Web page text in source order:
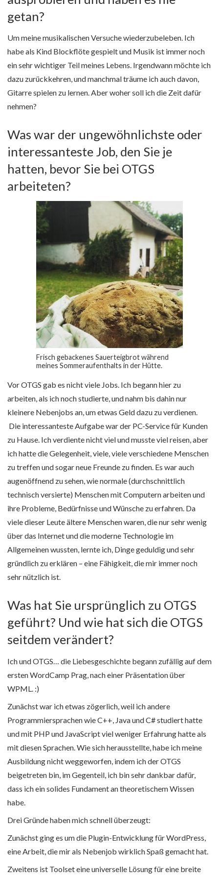
getan?
Um meine musikalischen Versuche wiederzubeleben. Ich
habe als Kind Blockflöte gespielt und Musik ist immer noch
ein sehr wichtiger Teil meines Lebens. Irgendwann möchte ich
dazu zurückkehren, und manchmal träume ich auch davon,
Gitarre spielen zu lernen. Aber woher soll ich die Zeit dafür
nehmen?
Was war der ungewöhnlichste oder
interessanteste Job, den Sie je
hatten, bevor Sie bei OTGS
arbeiteten?
Frisch gebackenes Sauerteigbrot während
meines Sommeraufenthalts in der Hütte.
Vor OTGS gab es nicht viele Jobs. Ich begann hier zu
arbeiten, als ich noch studierte, und nahm bis dahin nur
kleinere Nebenjobs an, um etwas Geld dazu zu verdienen.
Die interessanteste Aufgabe war der PC-Service für Kunden
zu Hause. Ich verdiente nicht viel und musste viel reisen, aber
ich hatte die Gelegenheit, viele, viele verschiedene Menschen
zu treffen und sogar neue Freunde zu finden. Es war auch
augenöffnend zu sehen, wie normale (durchschnittlich
technisch versierte) Menschen mit Computern arbeiten und
ihre Probleme, Bedürfnisse und Wünsche zu erfahren. Da
viele dieser Leute ältere Menschen waren, die nur sehr wenig
über das Internet und die moderne Technologie im
Allgemeinen wussten, lernte ich, Dinge geduldig und sehr
gründlich zu erklären – eine Fähigkeit, die mir immer noch
sehr nützlich ist.
Was hat Sie ursprünglich zu OTGS
geführt? Und wie hat sich die OTGS
seitdem verändert?
Ich und OTGS… die Liebesgeschichte begann zufällig auf dem
ersten WordCamp Prag, nach einer Präsentation über
WPML. :)
Zunächst war ich etwas zögerlich, weil ich andere
Programmiersprachen wie C++, Java und C# studiert hatte
und mit PHP und JavaScript viel weniger Erfahrung hatte als
mit diesen Sprachen. Wie sich herausstellte, habe ich meine
Ausbildung nicht weggeworfen, indem ich der OTGS
beigetreten bin, im Gegenteil, ich bin sehr dankbar dafür,
dass ich ein solides Fundament an theoretischem Wissen
habe.
Drei Gründe haben mich schnell überzeugt:
Zunächst ging es um die Plugin-Entwicklung für WordPress,
eine Arbeit, die mir als Nebenjob wirklich Spaß gemacht hat.
Zweitens ist Toolset eine universelle Lösung für eine breite